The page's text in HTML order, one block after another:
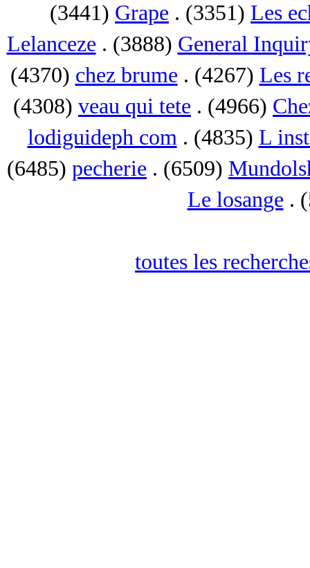
(3441) Grape . (3351) Les
Lelanceze . (3888) General
(4370) chez brume . (4267) Les
(4308) veau qui tete . (4966)
lodiguideph com. (4835) L
(6485) pecherie . (6509)
Le losange .
toutes les